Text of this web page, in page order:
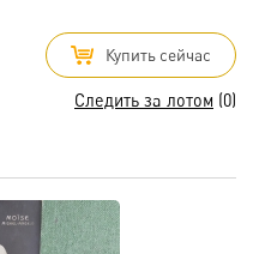
Купить сейчас
Следить за лотом (0)